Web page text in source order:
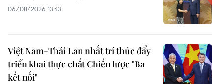
06/08/2026 13:43
Việt Nam-Thái Lan nhất trí thúc đẩy
triển khai thực chất Chiến lược "Ba
kết nối"